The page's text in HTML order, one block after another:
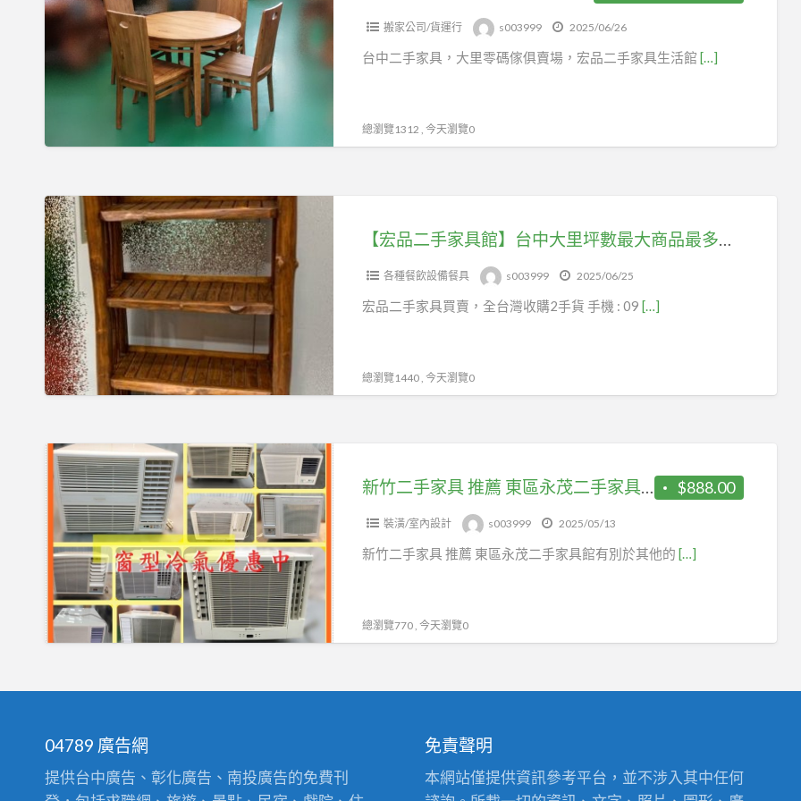
運
線：
0979003999
全
新
家
組
二
家
具
傢
0979003999
庫
存
家
具
買
賣
搬家公司/貨運行 s003999 2025/06/26
台中二手家具，大里零碼傢俱賣場，宏品二手家具生活館 […]
總瀏覽1312 , 今天瀏覽0
【宏
品
二
手
家
具
館】
台
中
里
坪
數
最
大
商
品
最
多
手
具
賣
【宏品二手家具館】台中大里坪數最大商品最多二手家具買賣 原木仿古 餐桌 餐椅 休閒椅 本館也有收購服務 0979003999
各種餐飲設備餐具 s003999 2025/06/25
宏品二手家具買賣，全台灣收購2手貨 手機 : 09 […]
總瀏覽1440 , 今天瀏覽0
新
竹
二
手
家
具
推
薦
東
永
二
手
家
$888.00
新竹二手家具 推薦 東區永茂二手家具 0967-060888
裝潢/室內設計 s003999 2025/05/13
新竹二手家具 推薦 東區永茂二手家具館有別於其他的 […]
總瀏覽770 , 今天瀏覽0
04789 廣告網
提供台中廣告、彰化廣告、南投廣告的免費刊
免責聲明
本網站僅提供資訊參考平台，並不涉入其中任何